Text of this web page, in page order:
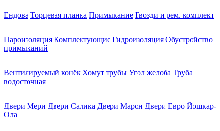
Ендова Торцевая планка Примыкание Гвозди и рем. комплект
Пароизоляция Комплектующие Гидроизоляция Обустройство
примыканий
Вентилируемый конёк Хомут трубы Угол желоба Труба
водосточная
Двери Мери Двери Салика Двери Марон Двери Евро Йошкар-
Ола